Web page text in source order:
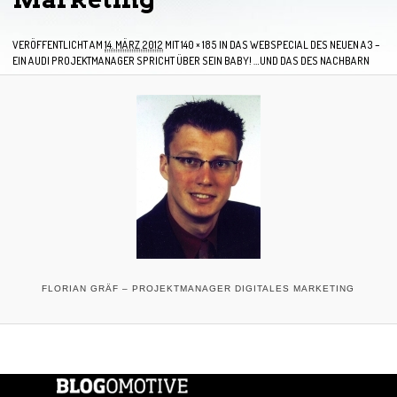
VERÖFFENTLICHT AM 14. MÄRZ 2012 MIT140 × 185 IN DAS WEBSPECIAL DES NEUEN A3 –
EIN AUDI PROJEKTMANAGER SPRICHT ÜBER SEIN BABY! …UND DAS DES NACHBARN
FLORIAN GRÄF – PROJEKTMANAGER DIGITALES MARKETING